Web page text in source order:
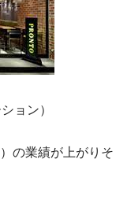
ョン）
の業績が上がりそ